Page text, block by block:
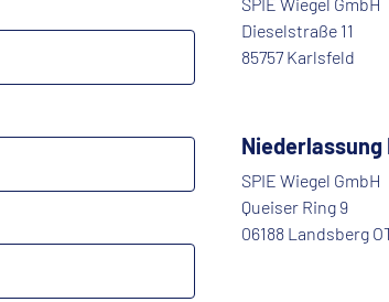
Dieselstraße 11
85757 Karlsfeld
Niederlassung
SPIE Wiegel GmbH
Queiser Ring 9
06188 Landsberg